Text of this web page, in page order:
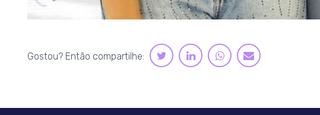
Gostou? Então compartilhe: TWITTERLINKEDINWHATSAPP
E-
MAIL